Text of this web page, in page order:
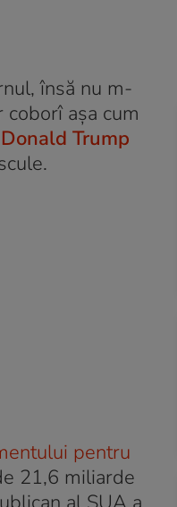
însă nu m-
aşa cum
Donald Trump
pentru
21,6 miliarde